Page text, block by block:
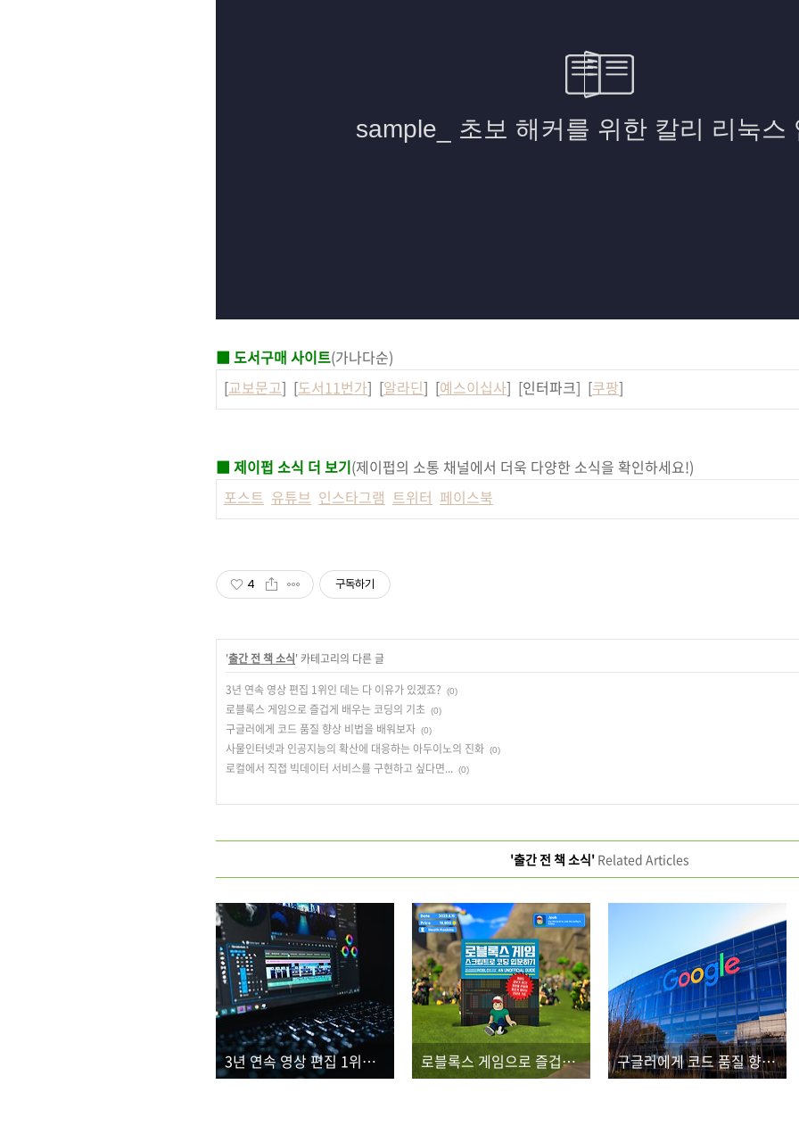
■ 도서구매 사이트(가나다순)
[교보문고] [도서11번가] [알라딘] [예스이십사] [인터파크] [쿠팡]
■ 제이펍 소식 더 보기(제이펍의 소통 채널에서 더욱 다양한 소식을 확인하세요!)
포스트 유튜브 인스타그램 트위터 페이스북
4 구독하기
'출간 전 책 소식' 카테고리의 다른 글
3년 연속 영상 편집 1위인 데는 다 이유가 있겠죠?
(0)
로블록스 게임으로 즐겁게 배우는 코딩의 기초 (0)
구글러에게 코드 품질 향상 비법을 배워보자 (0)
사물인터넷과 인공지능의 확산에 대응하는 아두이노의 진화 (0)
로컬에서 직접 빅데이터 서비스를 구현하고 싶다면... (0)
'출간 전 책 소식'Related Articles
3년 연속 영상 편집 1위인 데는 다 이유가 있겠죠? 로블록스 게임으로 즐겁게 배우는 코딩의 기초 구글러에게 코드 품질 향상 비법을 배워보자